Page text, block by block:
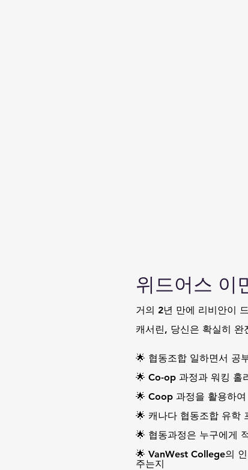
위드어스 이
거의 2년 만에 리비안이
캐서린, 당신은 확실히
🌟 협동조합 일하면서 공
🌟 Co-op 과정과 워킹 홀
🌟 Coop 과정을 활용하
🌟 캐나다 협동조합 유학
🌟 협동과정은 누구에게
🌟 VanWest College의
주는지